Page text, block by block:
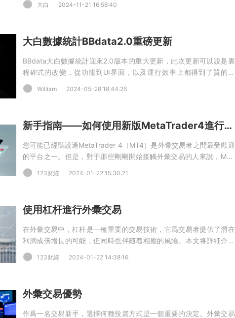
大白 2024-11-21 16:58:40
大白數據統計BBdata2.0重磅更新
BBdata大白數據統計迎來2.0版本的重大更新，此次更新可以說是裏
程碑式的改變，從功能到UI界面，以及運行效率上都得到了質的飛
躍！
William 2024-05-28 18:44:26
新手指南——如何使用新版MetaTrader4進行外彙
您可能已經聽說過MetaTrader 4（MT4）是外彙交易者之間最受歡迎
的平台之一。但是，對于那些剛剛開始接觸外彙交易的人來說，MT4
可能會有些陌生。在本文中，我們将向您介紹如何使用新版
MetaTrader 4進行外彙交易。
123财經 2024-01-22 15:30:21
使用杠杆進行外彙交易
在外彙交易中，杠杆是一種重要的交易技術，它爲交易者提供了潛在
利潤成倍增長的可能，但同時也伴随着相應的風險。本文将詳細介紹
杠杆交易的操作方式以及相關的風險管理策略，幫助交易新手更好地
理解和應對杠杆交易的挑戰。
123财經 2024-01-22 14:38:16
外彙交易優勢
作爲一名交易新手，選擇何種投資方式是一個重要的決定。外彙交易